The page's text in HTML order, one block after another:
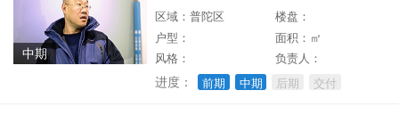
中期
区域：普陀区
楼盘：
户型：
面积：㎡
风格：
负责人：
进度： 前期 中期 后期 交付